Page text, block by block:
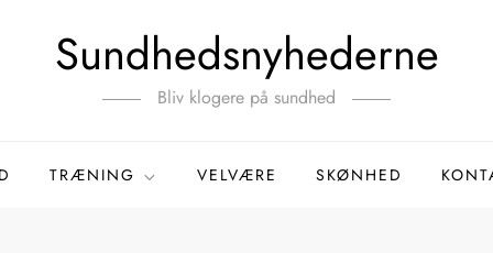
Sundhedsnyhederne
Bliv klogere på sundhed
TRÆNING VELVÆRE SKØNHED